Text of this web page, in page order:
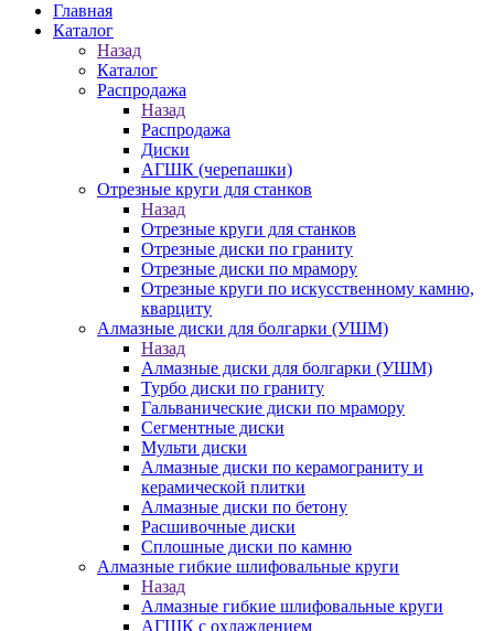
Главная
Каталог
Назад
Каталог
Распродажа
Назад
Распродажа
Диски
АГШК (черепашки)
Отрезные круги для станков
Назад
Отрезные круги для станков
Отрезные диски по граниту
Отрезные диски по мрамору
Отрезные круги по искусственному камню,
кварциту
Алмазные диски для болгарки (УШМ)
Назад
Алмазные диски для болгарки (УШМ)
Турбо диски по граниту
Гальванические диски по мрамору
Сегментные диски
Мульти диски
Алмазные диски по керамограниту и
керамической плитки
Алмазные диски по бетону
Расшивочные диски
Сплошные диски по камню
Алмазные гибкие шлифовальные круги
Назад
Алмазные гибкие шлифовальные круги
АГШК с охлаждением